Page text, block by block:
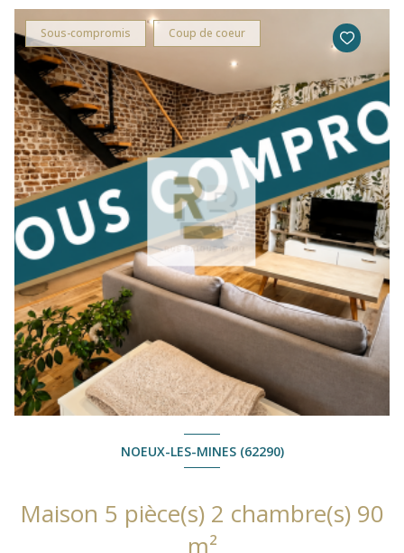
Sous-compromis Coup de coeur
NOEUX-LES-MINES (62290)
Maison 5 pièce(s) 2 chambre(s) 90
m²